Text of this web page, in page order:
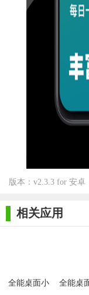
化，以提升软件的
1. 下载安装：从
2. 选择小组件：
小组件并拖动到桌面
4. 使用与调整：
事项，并享受其带来
【极序桌面小组
日常使用的便捷性
版本：v2.3.3 for 安卓
相关应用
全能桌面小
全能桌